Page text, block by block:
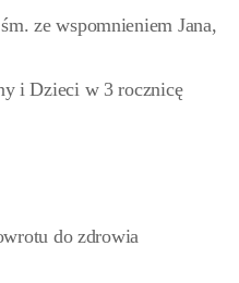
ze wspomnieniem Jana,
i Dzieci w 3 rocznicę
do zdrowia